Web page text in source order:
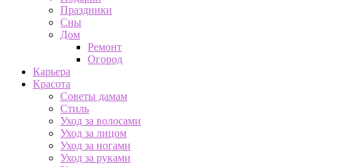
Праздники
Сны
Дом
Ремонт
Огород
Карьера
Красота
Советы дамам
Стиль
Уход за волосами
Уход за лицом
Уход за ногами
Уход за руками